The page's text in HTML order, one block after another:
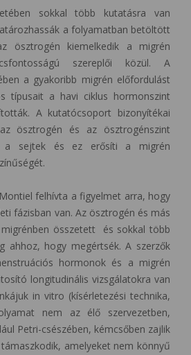
sokkal több kutatásra van
a folyamatban betöltött
ösztrogén kiemelkedik a migrén
szereplői közül. A
a gyakoribb migrén előfordulást
típusait a havi ciklus hormonszint
A kutatócsoport bizonyítékai
ösztrogén és az ösztrogénszint
a sejtek és ez erősíti a migrén
felhívta a figyelmet arra, hogy
fázisban van. Az ösztrogén és más
összetett és sokkal több
ahhoz, hogy megértsék. A szerzők
hormonok és a migrén
longitudinális vizsgálatokra van
in vitro (kísérletezési technika,
nem az élő szervezetben,
Petri-csészében, kémcsőben zajlik
amelyeket nem könnyű